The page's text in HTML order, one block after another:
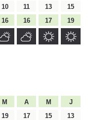
10 11 13
15
16 16 17 19
M A M
J
19 17 15
13